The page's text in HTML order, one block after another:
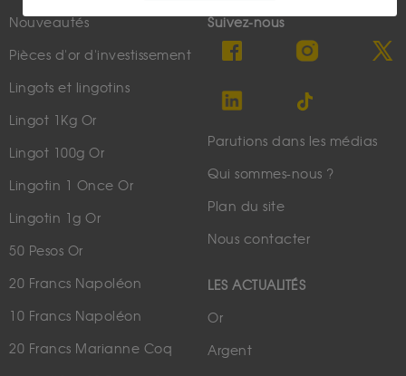
Nouveautés
Pièces d'or d'investissement
Lingots et lingotins
Lingot 1Kg Or
Lingot 100g Or
Lingotin 1 Once Or
Lingotin 1g Or
50 Pesos Or
20 Francs Napoléon
10 Francs Napoléon
20 Francs Marianne Coq
Suivez-nous
Parutions dans les médias
Qui sommes-nous ?
Plan du site
Nous contacter
LES ACTUALITÉS
Or
Argent